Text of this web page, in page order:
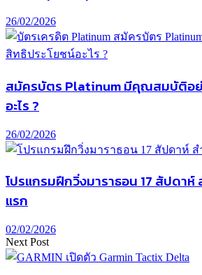
26/02/2026
สมัครบัตร Platinum มีคุณสมบัติอย่
อะไร ?
26/02/2026
โปรแกรมฝึกวิ่งมาราธอน 17 สัปดาห์
แรก
02/02/2026
Next Post